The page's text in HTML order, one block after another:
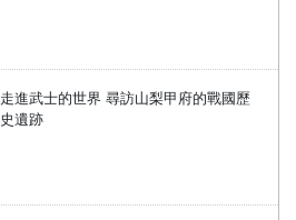
走進武士的世界 尋訪山梨甲府的戰國歷
史遺跡